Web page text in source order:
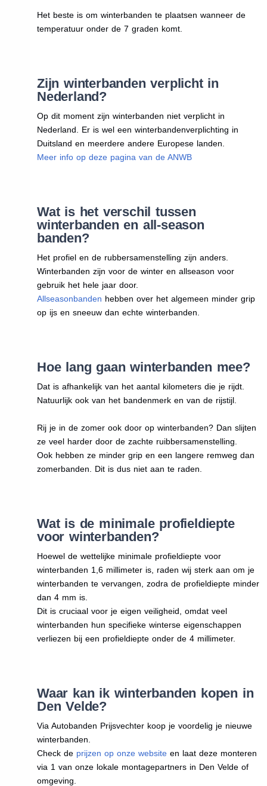
Het beste is om winterbanden te plaatsen wanneer de
temperatuur onder de 7 graden komt.
Zijn winterbanden verplicht in
Nederland?
Op dit moment zijn winterbanden niet verplicht in
Nederland. Er is wel een winterbandenverplichting in
Duitsland en meerdere andere Europese landen.
Meer info op deze pagina van de ANWB
Wat is het verschil tussen
winterbanden en all-season
banden?
Het profiel en de rubbersamenstelling zijn anders.
Winterbanden zijn voor de winter en allseason voor
gebruik het hele jaar door.
Allseasonbanden hebben over het algemeen minder grip
op ijs en sneeuw dan echte winterbanden.
Hoe lang gaan winterbanden mee?
Dat is afhankelijk van het aantal kilometers die je rijdt.
Natuurlijk ook van het bandenmerk en van de rijstijl.
Rij je in de zomer ook door op winterbanden? Dan slijten
ze veel harder door de zachte ruibbersamenstelling.
Ook hebben ze minder grip en een langere remweg dan
zomerbanden. Dit is dus niet aan te raden.
Wat is de minimale profieldiepte
voor winterbanden?
Hoewel de wettelijke minimale profieldiepte voor
winterbanden 1,6 millimeter is, raden wij sterk aan om je
winterbanden te vervangen, zodra de profieldiepte minder
dan 4 mm is.
Dit is cruciaal voor je eigen veiligheid, omdat veel
winterbanden hun specifieke winterse eigenschappen
verliezen bij een profieldiepte onder de 4 millimeter.
Waar kan ik winterbanden kopen in
Den Velde?
Via Autobanden Prijsvechter koop je voordelig je nieuwe
winterbanden.
Check de prijzen op onze websiteen laat deze monteren
via 1 van onze lokale montagepartners in Den Velde of
omgeving.